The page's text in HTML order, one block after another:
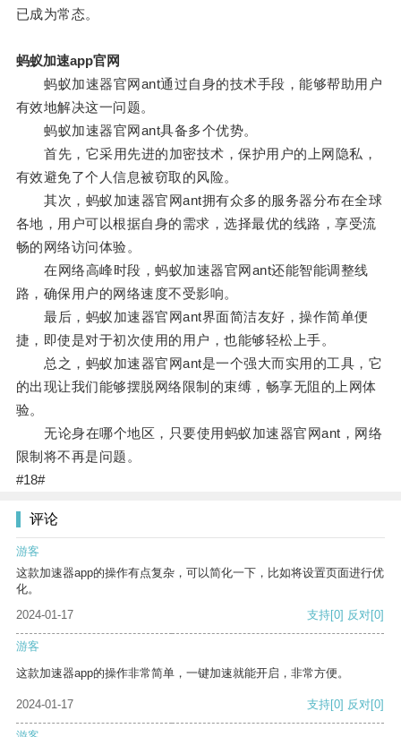
已成为常态。
蚂蚁加速app官网
蚂蚁加速器官网ant通过自身的技术手段，能够帮助用户
有效地解决这一问题。
蚂蚁加速器官网ant具备多个优势。
首先，它采用先进的加密技术，保护用户的上网隐私，
有效避免了个人信息被窃取的风险。
其次，蚂蚁加速器官网ant拥有众多的服务器分布在全球
各地，用户可以根据自身的需求，选择最优的线路，享受流
畅的网络访问体验。
在网络高峰时段，蚂蚁加速器官网ant还能智能调整线
路，确保用户的网络速度不受影响。
最后，蚂蚁加速器官网ant界面简洁友好，操作简单便
捷，即使是对于初次使用的用户，也能够轻松上手。
总之，蚂蚁加速器官网ant是一个强大而实用的工具，它
的出现让我们能够摆脱网络限制的束缚，畅享无阻的上网体
验。
无论身在哪个地区，只要使用蚂蚁加速器官网ant，网络
限制将不再是问题。
#18#
评论
游客
这款加速器app的操作有点复杂，可以简化一下，比如将设置页面进行优
化。
2024-01-17
支持[0] 反对[0]
游客
这款加速器app的操作非常简单，一键加速就能开启，非常方便。
2024-01-17 支持[0] 反对[0]